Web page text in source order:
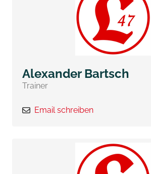
Alexander Bartsch
Trainer
Email schreiben